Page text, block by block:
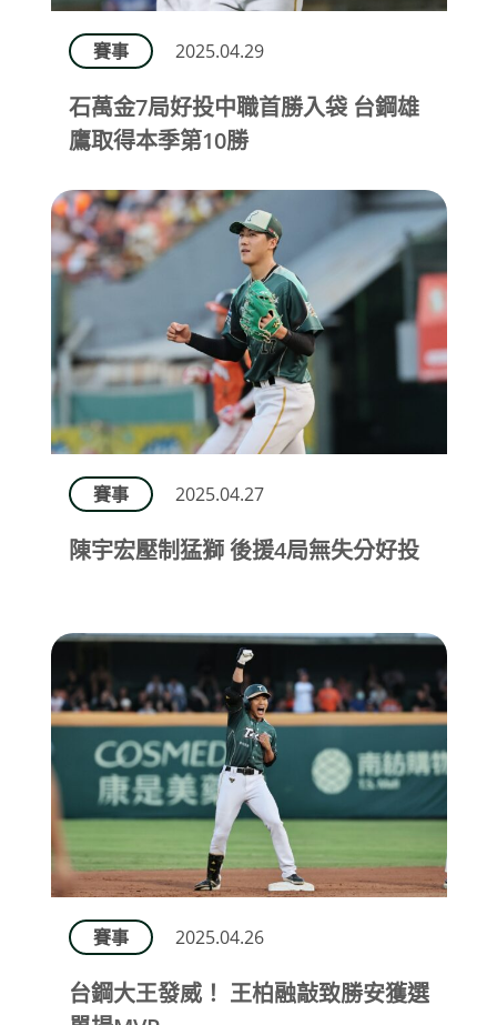
賽事 2025.04.29
石萬金7局好投中職首勝入袋 台鋼雄
鷹取得本季第10勝
賽事 2025.04.27
陳宇宏壓制猛獅 後援4局無失分好投
賽事 2025.04.26
台鋼大王發威！ 王柏融敲致勝安獲選